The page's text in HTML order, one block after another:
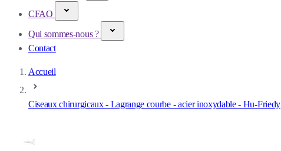
CFAO
Qui sommes-nous ?
Contact
Accueil
Ciseaux chirurgicaux - Lagrange courbe - acier inoxydable - Hu-Friedy